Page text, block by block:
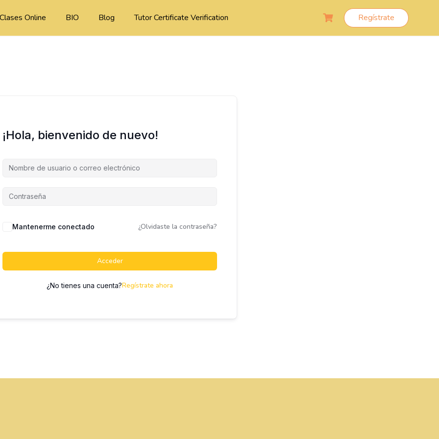
Clases Online BIO Blog Tutor Certificate Verification Regístrate
¡Hola, bienvenido de nuevo!
Mantenerme conectado ¿Olvidaste la contraseña?
Acceder
¿No tienes una cuenta?Regístrate ahora